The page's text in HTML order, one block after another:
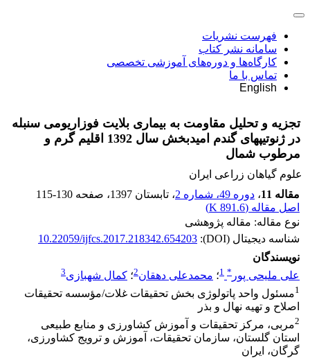
فهرست نشریات
سامانه نشر کتاب
کارگاه‌ها و دوره‌های آموزشی تخصصی
تماس با ما
English
تجزیه و تحلیل مقاومت به بیماری بلایت فوزاریومی سنبله
در ژنوتیپهای گندم امیدبخش سال 1392 اقلیم گرم و
مرطوب شمال
علوم گیاهان زراعی ایران
مقاله 11
، دوره 49، شماره 2 ، تابستان 1397 ، صفحه 115-130
اصل مقاله (891.6 K
)
نوع مقاله: مقاله پژوهشی
شناسه دیجیتال (DOI):
10.22059/ijfcs.2017.218342.654203
نویسندگان
علی ملیحی پور *
1؛ محمدعلی دهقان2؛ کمال شهبازی3
1مسئول واحد پاتولوژی بخش تحقیقات غلات/مؤسسه تحقیقات
اصلاح و تهیه نهال و بذر
2مربی، مرکز تحقیقات و آموزش کشاورزی و منابع طبیعی
استان گلستان، سازمان تحقیقات، آموزش و ترویج کشاورزی،
گرگان، ایران